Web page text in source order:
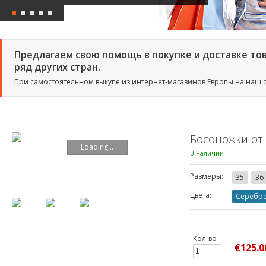
Предлагаем свою помощь в покупке и доставке
ряд других стран.
При самостоятельном выкупе из интернет-магазинов Европы на наш
Loading...
Босоножки от
В наличии
Размеры: 35
36
Цвета:
Кол-во